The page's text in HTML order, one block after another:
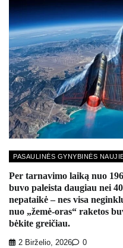
PASAULINĖS GYNYBINĖS
Per tarnavimo laiką nuo
buvo paleista daugiau nei
nepataikė – nes visa
nuo „žemė-oras“ raketos
bėkite greičiau.
2 Birželio, 2026 0